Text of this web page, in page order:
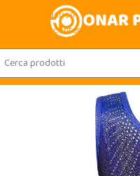
Skip to navigation
Skip to main content